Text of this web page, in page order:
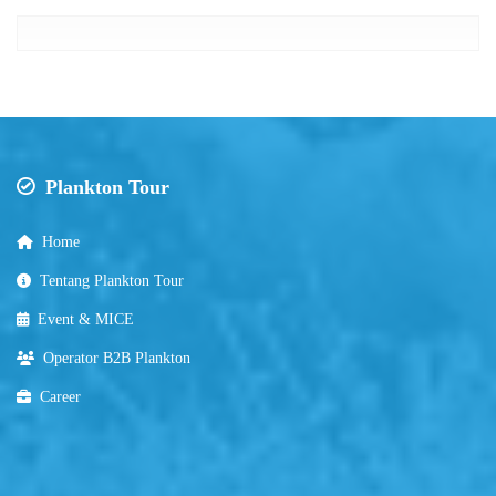
Plankton Tour
Home
Tentang Plankton Tour
Event & MICE
Operator B2B Plankton
Career